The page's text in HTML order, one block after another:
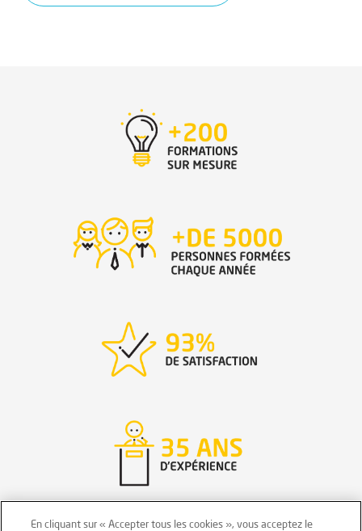
En cliquant sur « Accepter tous les cookies », vous acceptez le